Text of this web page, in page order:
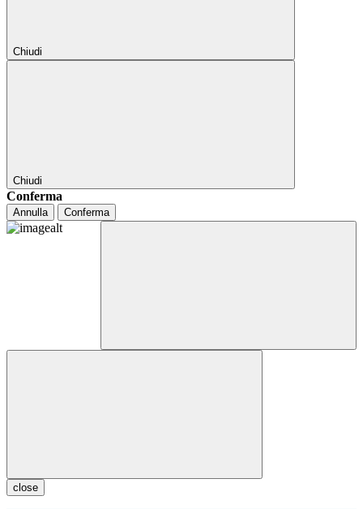
Chiudi
Chiudi
Conferma
Annulla Conferma
close